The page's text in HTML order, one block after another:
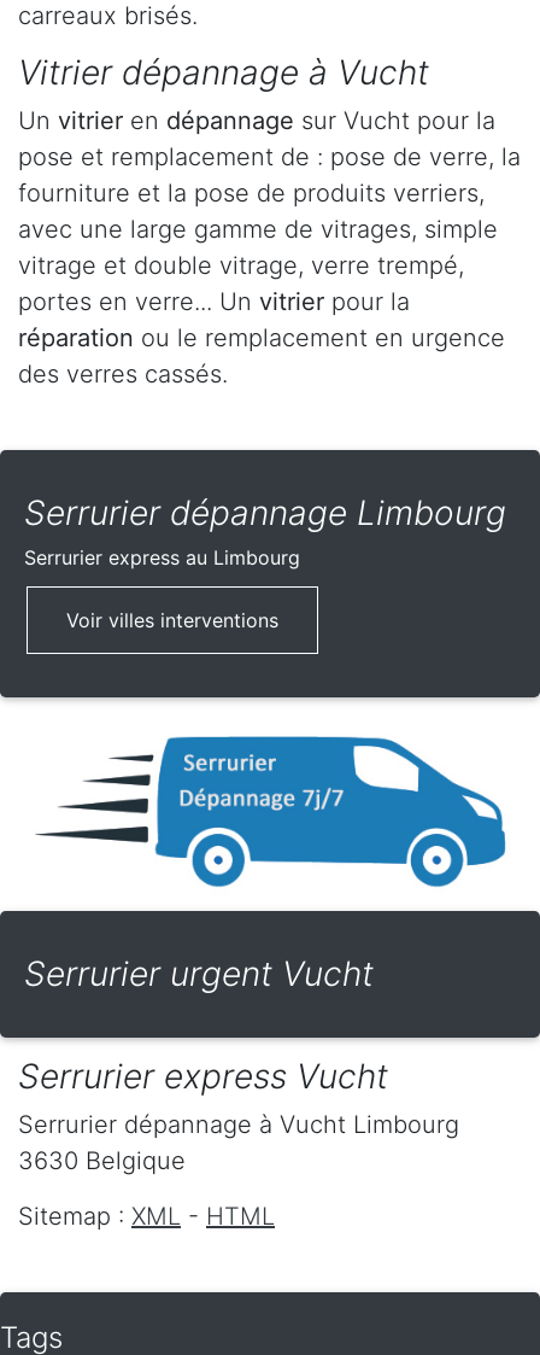
carreaux brisés.
Vitrier dépannage à Vucht
Un vitrier en dépannage sur Vucht pour la
pose et remplacement de : pose de verre, la
fourniture et la pose de produits verriers,
avec une large gamme de vitrages, simple
vitrage et double vitrage, verre trempé,
portes en verre... Un vitrier pour la
réparation ou le remplacement en urgence
des verres cassés.
Serrurier dépannage Limbourg
Serrurier express au Limbourg
Voir villes interventions
Serrurier urgent Vucht
Serrurier express Vucht
Serrurier dépannage à Vucht Limbourg
3630 Belgique
Sitemap : XML - HTML
Tags